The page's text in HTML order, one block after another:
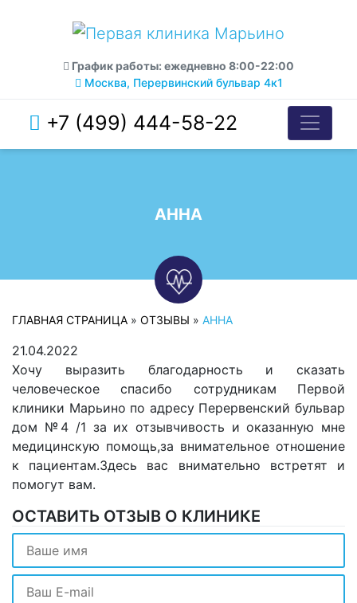
График работы: ежедневно 8:00-22:00
Москва, Перервинский бульвар 4к1
+7 (499) 444-58-22
АННА
ГЛАВНАЯ СТРАНИЦА » ОТЗЫВЫ » АННА
21.04.2022
Хочу выразить благодарность и сказать
человеческое спасибо сотрудникам Первой
клиники Марьино по адресу Перервенский бульвар
дом №4 /1 за их отзывчивость и оказанную мне
медицинскую помощь,за внимательное отношение
к пациентам.Здесь вас внимательно встретят и
помогут вам.
ОСТАВИТЬ ОТЗЫВ О КЛИНИКЕ